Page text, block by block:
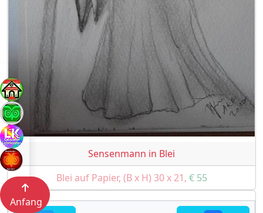
Sensenmann in Blei
Blei auf Papier, (B x H) 30 x 21, € 55
Anfang